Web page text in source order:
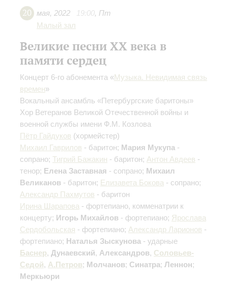
20 мая, 2022 19:00, Пт
Малый зал
Великие песни XX века в
памяти сердец
Концерт 6-го абонемента «Музыка. Невидимая связь
времен»
Вокальный ансамбль «Петербургские баритоны»
Хор Ветеранов Великой Отечественной войны и
военной службы имени Ф.М. Козлова
Пётр Гайдуков (хормейстер)
Михаил Гаврилов - баритон; Мария Мукупа -
сопрано; Тигрий Бажакин - баритон; Антон Авдеев -
тенор; Елена Заставная - сопрано; Михаил
Великанов - баритон; Елизавета Бокова - сопрано;
Александр Пахмутов - баритон
Ирина Шарапова - фортепиано, комменатрии к
концерту; Игорь Михайлов - фортепиано; Ярослава
Сердобольская - фортепиано; Александр Ларионов -
фортепиано; Наталья Зыскунова - ударные
Баснер, Дунаевский, Александров, Соловьев-
Седой, А.Петров; Молчанов; Синатра; Леннон;
Меркьюри